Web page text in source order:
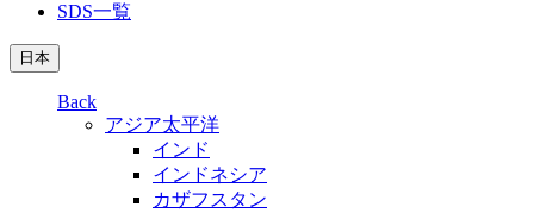
SDS一覧
日本
Back
アジア太平洋
インド
インドネシア
カザフスタン